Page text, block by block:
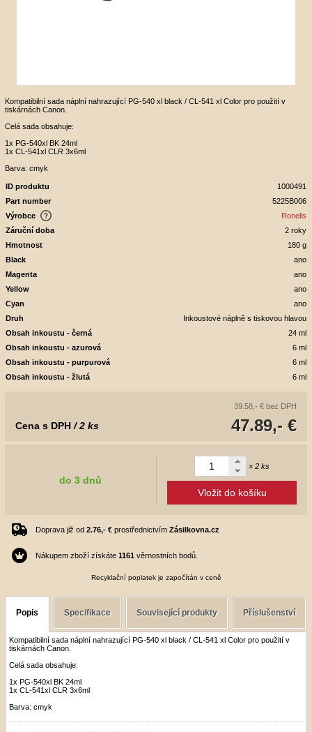
Kompatibilní sada náplní nahrazující PG-540 xl black / CL-541 xl Color pro použití v
tiskárnách Canon.
Celá sada obsahuje:
1x PG-540xl BK 24ml
1x CL-541xl CLR 3x6ml
Barva: cmyk
ID produktu
1000491
Part number
5225B006
Výrobce
Ronells
Záruční doba
2 roky
Hmotnost
180 g
Black
ano
Magenta
ano
Yellow
ano
Cyan
ano
Druh
Inkoustové náplně s tiskovou hlavou
Obsah inkoustu - černá
24 ml
Obsah inkoustu - azurová
6 ml
Obsah inkoustu - purpurová
6 ml
Obsah inkoustu - žlutá
6 ml
39.58,- € bez DPH
47.89,- €
Cena s DPH/ 2 ks
do 3 dnů
× 2 ks
Vložit do košíku
Doprava již od 2.76,- € prostřednictvím Zásilkovna.cz
Nákupem zboží získáte 1161 věrnostních bodů.
Recyklační poplatek je započítán v ceně
Popis Specifikace Související produkty Příslušenství
Kompatibilní sada náplní nahrazující PG-540 xl black / CL-541 xl Color pro použití v
tiskárnách Canon.
Celá sada obsahuje:
1x PG-540xl BK 24ml
1x CL-541xl CLR 3x6ml
Barva: cmyk